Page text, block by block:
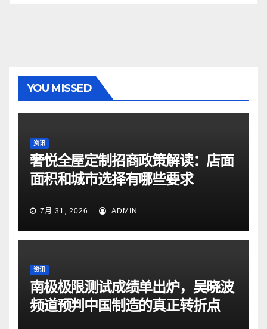
YOU MISSED
资讯
奢悦全屋定制招商政策解读：店面
面积和城市选择有哪些要求
7月 31, 2026 ADMIN
资讯
南极极限测试成绩单出炉，吴晓波
频道预判中国制造的真正转折点